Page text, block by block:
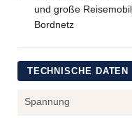
und große
Bordnetz
TECHNISCHE DATEN
Spannung